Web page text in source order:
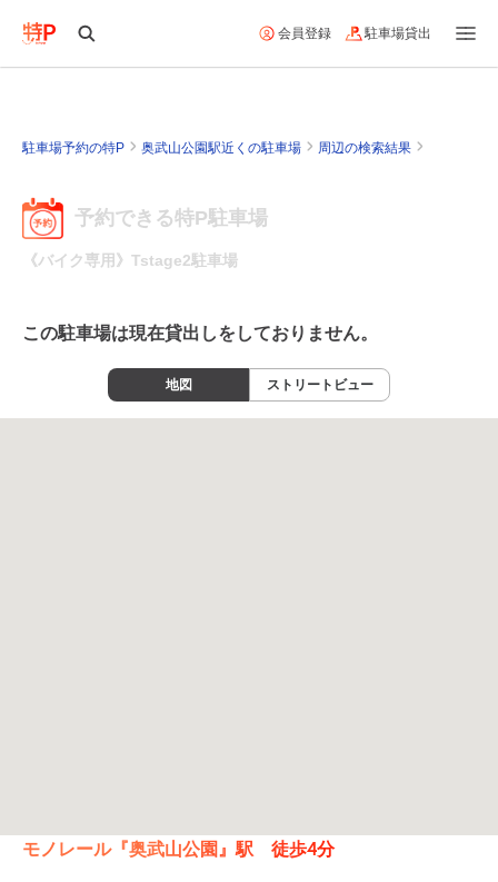
会員登録 駐車場貸出
駐車場予約の特P 奥武山公園駅近くの駐車場 周辺の検索結果
予約できる特P駐車場
《バイク専用》Tstage2駐車場
この駐車場は現在貸出しをしておりません。
地図 ストリートビュー
モノレール『奥武山公園』駅 徒歩4分